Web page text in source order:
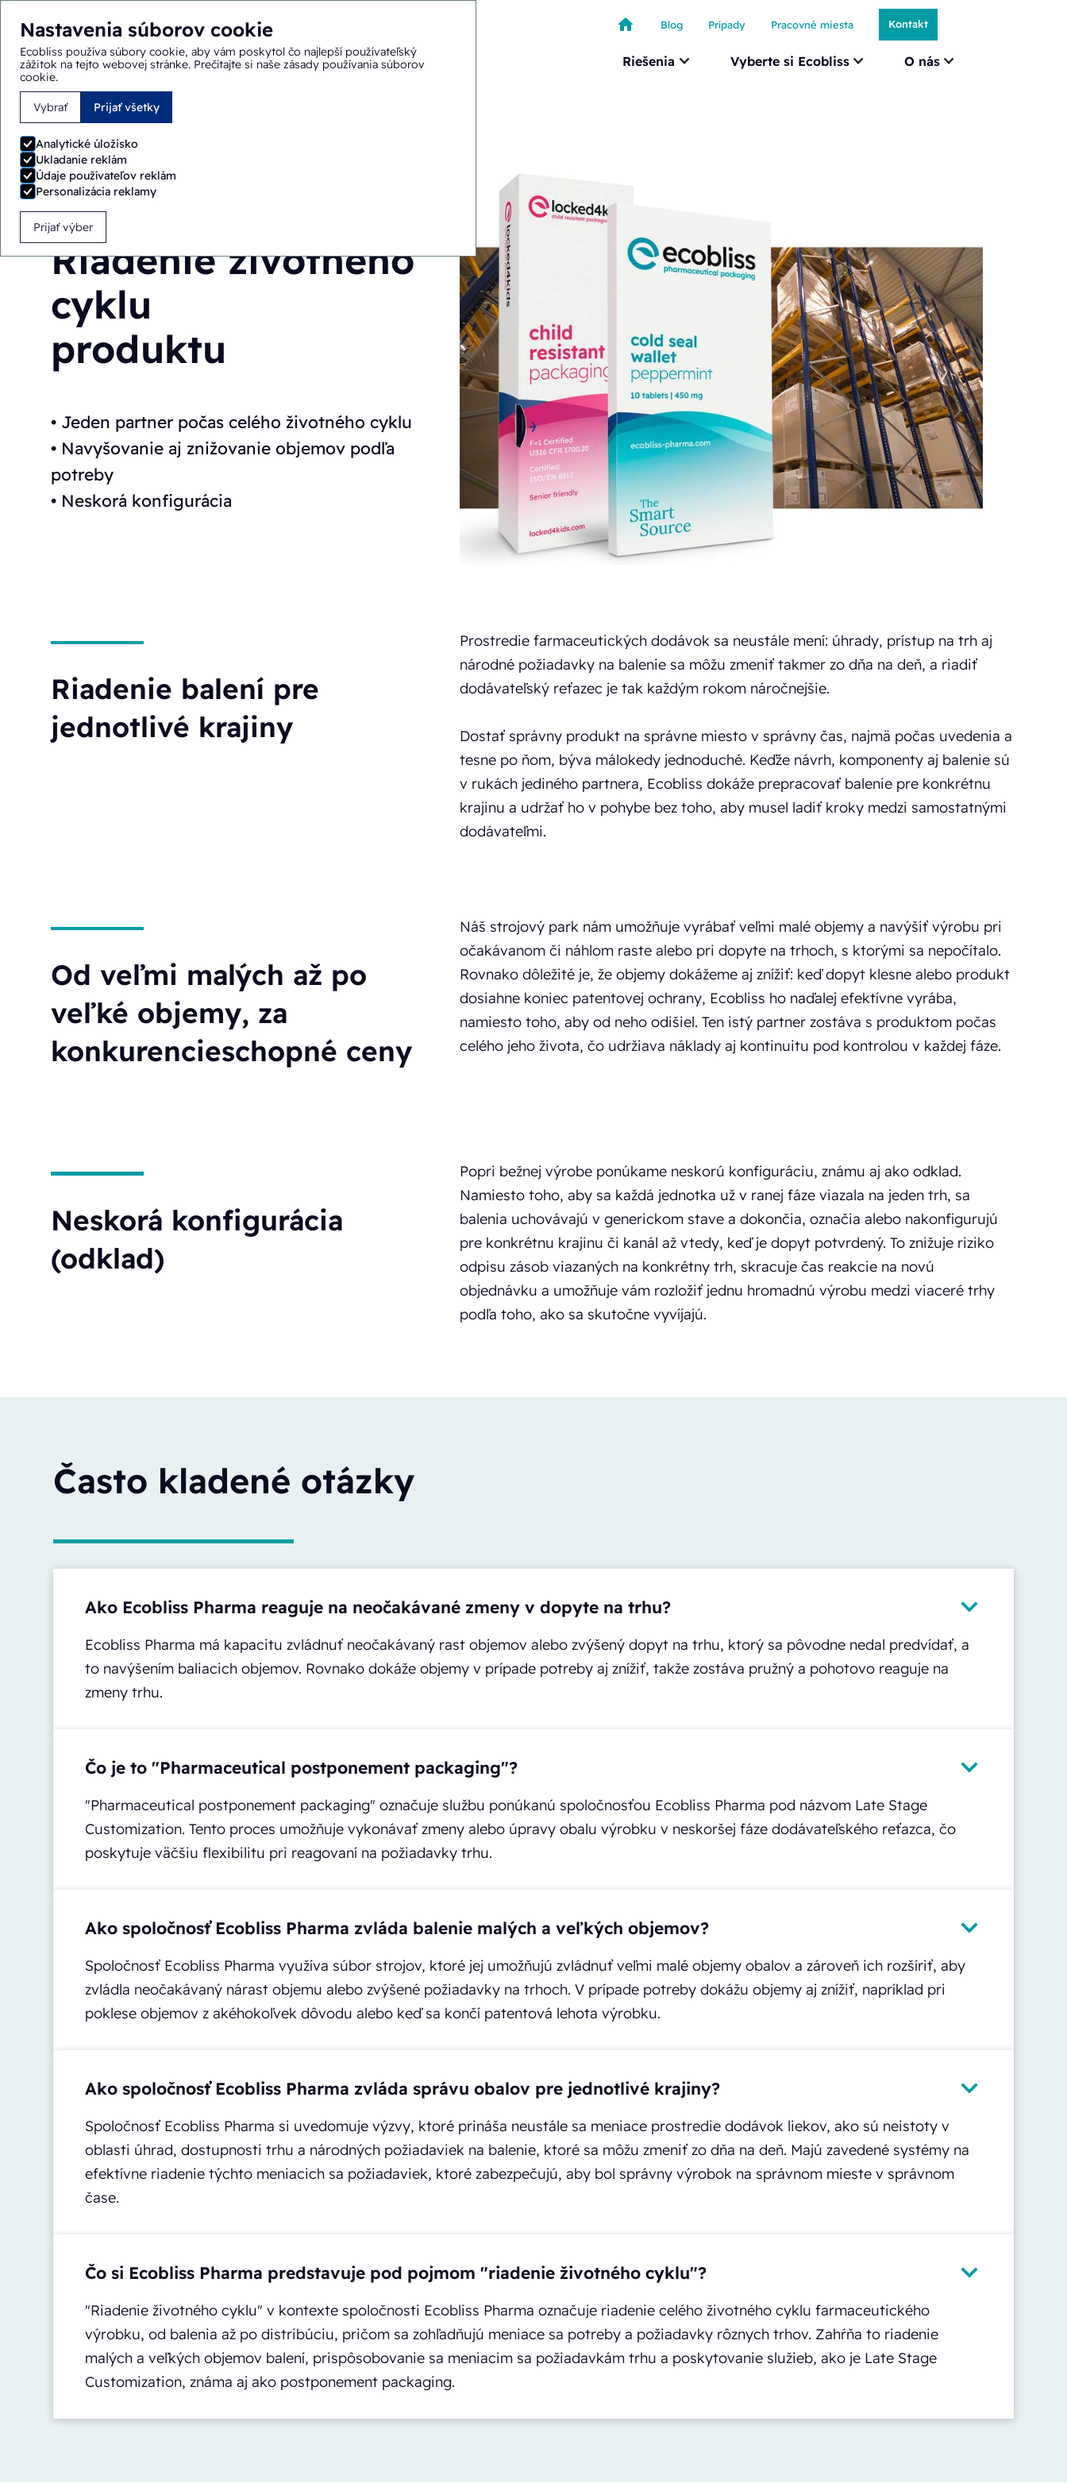
Nastavenia súborov cookie
Ecobliss používa súbory cookie, aby vám poskytol čo najlepší používateľský
zážitok na tejto webovej stránke. Prečítajte si naše zásady používania súborov
cookie.
Vybrať Prijať všetky
Analytické úložisko
Ukladanie reklám
Údaje používateľov reklám
Personalizácia reklamy
Prijať výber
Riešenia Vyberte si Ecobliss O nás
Blog Prípady Pracovné miesta Kontakt
Nachádzate sa tu: Domov
Riadenie životného
cyklu
produktu
• Jeden partner počas celého životného cyklu
• Navyšovanie aj znižovanie objemov podľa
potreby
• Neskorá konfigurácia
Riadenie balení pre
jednotlivé krajiny
Prostredie farmaceutických dodávok sa neustále mení: úhrady, prístup na trh aj
národné požiadavky na balenie sa môžu zmeniť takmer zo dňa na deň, a riadiť
dodávateľský reťazec je tak každým rokom náročnejšie.
Dostať správny produkt na správne miesto v správny čas, najmä počas uvedenia a
tesne po ňom, býva málokedy jednoduché. Keďže návrh, komponenty aj balenie sú
v rukách jediného partnera, Ecobliss dokáže prepracovať balenie pre konkrétnu
krajinu a udržať ho v pohybe bez toho, aby musel ladiť kroky medzi samostatnými
dodávateľmi.
Od veľmi malých až po
veľké objemy, za
konkurencieschopné ceny
Náš strojový park nám umožňuje vyrábať veľmi malé objemy a navýšiť výrobu pri
očakávanom či náhlom raste alebo pri dopyte na trhoch, s ktorými sa nepočítalo.
Rovnako dôležité je, že objemy dokážeme aj znížiť: keď dopyt klesne alebo produkt
dosiahne koniec patentovej ochrany, Ecobliss ho naďalej efektívne vyrába,
namiesto toho, aby od neho odišiel. Ten istý partner zostáva s produktom počas
celého jeho života, čo udržiava náklady aj kontinuitu pod kontrolou v každej fáze.
Neskorá konfigurácia
(odklad)
Popri bežnej výrobe ponúkame neskorú konfiguráciu, známu aj ako odklad.
Namiesto toho, aby sa každá jednotka už v ranej fáze viazala na jeden trh, sa
balenia uchovávajú v generickom stave a dokončia, označia alebo nakonfigurujú
pre konkrétnu krajinu či kanál až vtedy, keď je dopyt potvrdený. To znižuje riziko
odpisu zásob viazaných na konkrétny trh, skracuje čas reakcie na novú
objednávku a umožňuje vám rozložiť jednu hromadnú výrobu medzi viaceré trhy
podľa toho, ako sa skutočne vyvíjajú.
Často kladené otázky
Ako Ecobliss Pharma reaguje na neočakávané zmeny v dopyte na trhu?
Ecobliss Pharma má kapacitu zvládnuť neočakávaný rast objemov alebo zvýšený dopyt na trhu, ktorý sa pôvodne nedal predvídať, a
to navýšením baliacich objemov. Rovnako dokáže objemy v prípade potreby aj znížiť, takže zostáva pružný a pohotovo reaguje na
zmeny trhu.
Čo je to "Pharmaceutical postponement packaging"?
"Pharmaceutical postponement packaging" označuje službu ponúkanú spoločnosťou Ecobliss Pharma pod názvom Late Stage
Customization. Tento proces umožňuje vykonávať zmeny alebo úpravy obalu výrobku v neskoršej fáze dodávateľského reťazca, čo
poskytuje väčšiu flexibilitu pri reagovaní na požiadavky trhu.
Ako spoločnosť Ecobliss Pharma zvláda balenie malých a veľkých objemov?
Spoločnosť Ecobliss Pharma využíva súbor strojov, ktoré jej umožňujú zvládnuť veľmi malé objemy obalov a zároveň ich rozšíriť, aby
zvládla neočakávaný nárast objemu alebo zvýšené požiadavky na trhoch. V prípade potreby dokážu objemy aj znížiť, napríklad pri
poklese objemov z akéhokoľvek dôvodu alebo keď sa končí patentová lehota výrobku.
Ako spoločnosť Ecobliss Pharma zvláda správu obalov pre jednotlivé krajiny?
Spoločnosť Ecobliss Pharma si uvedomuje výzvy, ktoré prináša neustále sa meniace prostredie dodávok liekov, ako sú neistoty v
oblasti úhrad, dostupnosti trhu a národných požiadaviek na balenie, ktoré sa môžu zmeniť zo dňa na deň. Majú zavedené systémy na
efektívne riadenie týchto meniacich sa požiadaviek, ktoré zabezpečujú, aby bol správny výrobok na správnom mieste v správnom
čase.
Čo si Ecobliss Pharma predstavuje pod pojmom "riadenie životného cyklu"?
"Riadenie životného cyklu" v kontexte spoločnosti Ecobliss Pharma označuje riadenie celého životného cyklu farmaceutického
výrobku, od balenia až po distribúciu, pričom sa zohľadňujú meniace sa potreby a požiadavky rôznych trhov. Zahŕňa to riadenie
malých a veľkých objemov balení, prispôsobovanie sa meniacim sa požiadavkám trhu a poskytovanie služieb, ako je Late Stage
Customization, známa aj ako postponement packaging.